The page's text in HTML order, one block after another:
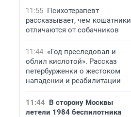
11:55 Психотерапевт
рассказывает, чем кошатники
отличаются от собачников
11:44 «Год преследовал и
облил кислотой». Рассказ
петербурженки о жестоком
нападении и реабилитации
11:44 В сторону Москвы
летели 1984 беспилотника